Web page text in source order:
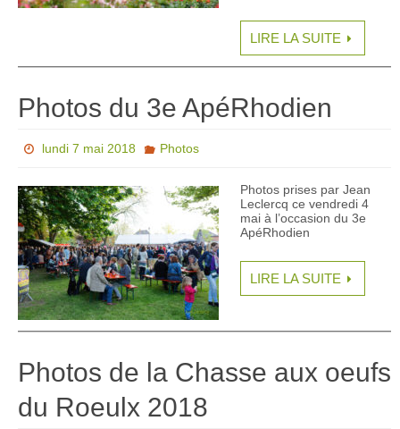
LIRE LA SUITE
Photos du 3e ApéRhodien
lundi 7 mai 2018 Photos
Photos prises par Jean
Leclercq ce vendredi 4
mai à l’occasion du 3e
ApéRhodien
LIRE LA SUITE
Photos de la Chasse aux oeufs
du Roeulx 2018